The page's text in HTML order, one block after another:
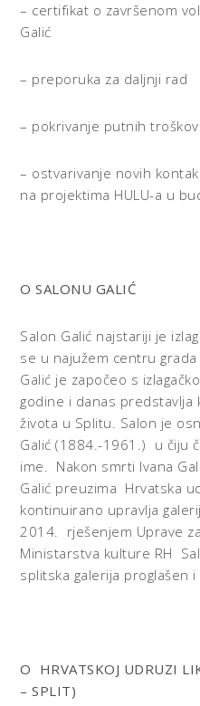
– certifikat o završenom
Galić
– preporuka za daljnji rad
– pokrivanje putnih
– ostvarivanje novih
na projektima HULU-a u
O SALONU GALIĆ
Salon Galić najstariji je
se u najužem centru
Galić je započeo s
godine i danas
života u Splitu. Salon je
Galić (1884.-1961.) u čiju
ime. Nakon smrti Ivana
Galić preuzima Hrvatska
kontinuirano upravlja
2014. rješenjem Uprave
Ministarstva kulture RH
splitska galerija proglašen
O HRVATSKOJ UDRUZI
– SPLIT)